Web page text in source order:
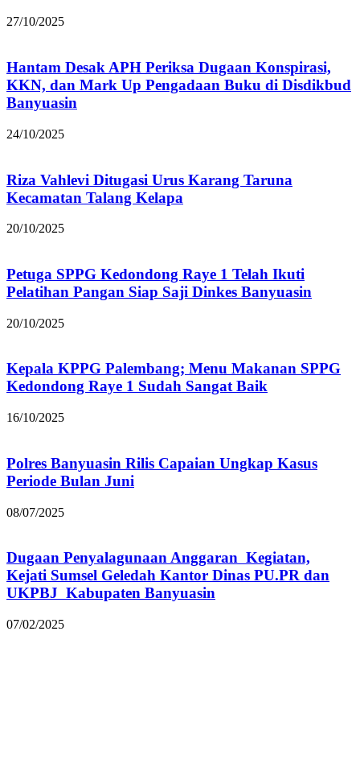
27/10/2025
Hantam Desak APH Periksa Dugaan Konspirasi,
KKN, dan Mark Up Pengadaan Buku di Disdikbud
Banyuasin
24/10/2025
Riza Vahlevi Ditugasi Urus Karang Taruna
Kecamatan Talang Kelapa
20/10/2025
Petuga SPPG Kedondong Raye 1 Telah Ikuti
Pelatihan Pangan Siap Saji Dinkes Banyuasin
20/10/2025
Kepala KPPG Palembang; Menu Makanan SPPG
Kedondong Raye 1 Sudah Sangat Baik
16/10/2025
Polres Banyuasin Rilis Capaian Ungkap Kasus
Periode Bulan Juni
08/07/2025
Dugaan Penyalagunaan Anggaran Kegiatan,
Kejati Sumsel Geledah Kantor Dinas PU.PR dan
UKPBJ Kabupaten Banyuasin
07/02/2025